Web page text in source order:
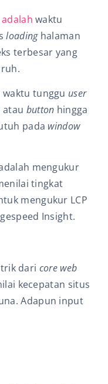
adalah waktu
loading halaman
terbesar yang
waktu tunggu user
atau button hingga
pada window
mengukur
tingkat
mengukur LCP
Insight.
dari core web
kecepatan situs
. Adapun input